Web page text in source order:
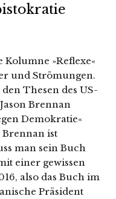
»Reflexe«
und Strömungen.
Thesen des US-
Brennan
Demokratie«
ist
man sein Buch
einer gewissen
also das Buch im
Präsident